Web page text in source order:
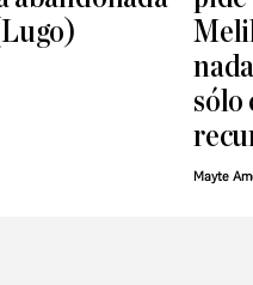
sólo
Mayte